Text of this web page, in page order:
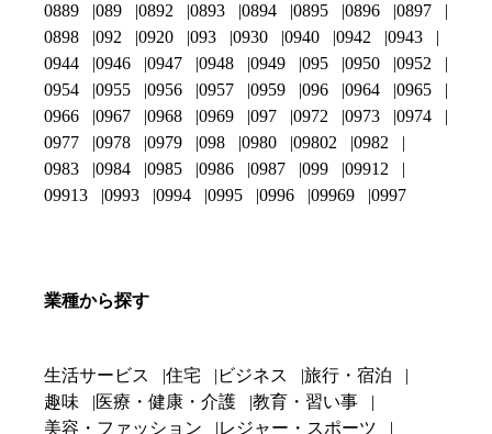
0889
089 0892 0893 0894 0895 0896
0897
0898
092 0920 093 0930 0940 0942
0943
0944
0946 0947 0948 0949 095 0950
0952
0954
0955 0956 0957 0959 096 0964
0965
0966
0967 0968 0969 097 0972 0973
0974
0977
0978 0979 098 0980 09802
0982
0983
0984 0985 0986 0987 099
09912
09913
0993 0994 0995 0996 09969 0997
業種から探す
生活サービス 住宅 ビジネス
旅行・宿泊
趣味
医療・健康・介護
教育・習い事
美容・ファッション
レジャー・スポーツ